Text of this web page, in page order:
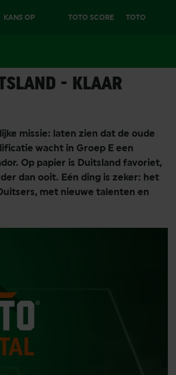
KANS OP TOTO SCORE TOTO
- KLAAR
missie: laten zien dat de oude
wacht in Groep E een
Op papier is Duitsland favoriet,
dan ooit. Eén ding is zeker: het
met nieuwe talenten en